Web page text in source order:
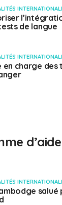
de langue
en charge